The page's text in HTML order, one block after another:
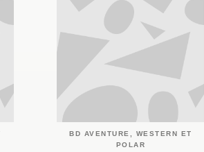
BD AVENTURE, WESTERN ET
POLAR